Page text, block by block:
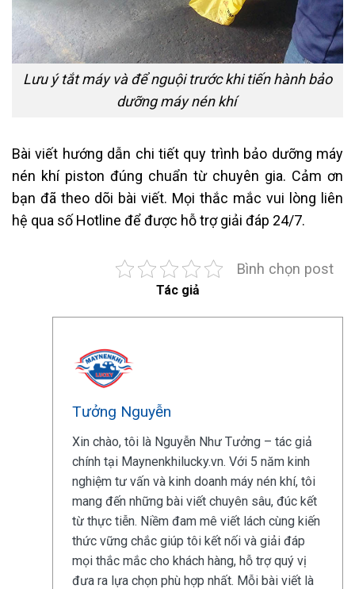
Lưu ý tắt máy và để nguội trước khi tiến hành bảo
dưỡng máy nén khí
Bài viết hướng dẫn chi tiết quy trình bảo dưỡng máy
nén khí piston đúng chuẩn từ chuyên gia. Cảm ơn
bạn đã theo dõi bài viết. Mọi thắc mắc vui lòng liên
hệ qua số Hotline để được hỗ trợ giải đáp 24/7.
Bình chọn post
Tác giả
Tưởng Nguyễn
Xin chào, tôi là Nguyễn Như Tưởng – tác giả
chính tại Maynenkhilucky.vn. Với 5 năm kinh
nghiệm tư vấn và kinh doanh máy nén khí, tôi
mang đến những bài viết chuyên sâu, đúc kết
từ thực tiễn. Niềm đam mê viết lách cùng kiến
thức vững chắc giúp tôi kết nối và giải đáp
mọi thắc mắc cho khách hàng, hỗ trợ quý vị
đưa ra lựa chọn phù hợp nhất. Mỗi bài viết là